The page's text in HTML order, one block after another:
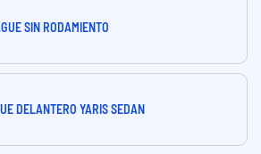
SIN RODAMIENTO
DELANTERO YARIS SEDAN